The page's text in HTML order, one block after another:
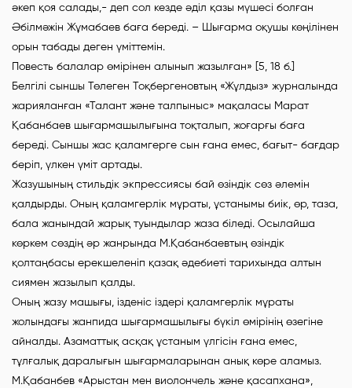
әкеп қоя салады,- деп сол кезде әділ қазы мүшесі болған
Әбілмәжін Жұмабаев баға береді. – Шығарма оқушы көңілінен
орын табады деген үміттемін.
Повесть балалар өмірінен алынып жазылған» [5, 18 б.]
Белгілі сыншы Төлеген Тоқбергеновтың «Жұлдыз» журналында
жарияланған «Талант және талпыныс» мақаласы Марат
Қабанбаев шығармашылығына тоқталып, жоғарғы баға
береді. Сыншы жас қаламгерге сын ғана емес, бағыт- бағдар
беріп, үлкен үміт артады.
Жазушының стильдік экпрессиясы бай өзіндік сөз әлемін
қалдырды. Оның қаламгерлік мұраты, ұстанымы биік, өр, таза,
бала жанындай жарық туындылар жаза біледі. Осылайша
көркем сөздің әр жанрында М.Қабанбаевтың өзіндік
қолтаңбасы ерекшеленіп қазақ әдебиеті тарихында алтын
сиямен жазылып қалды.
Оның жазу машығы, ізденіс іздері қаламгерлік мұраты
жолындағы жанпида шығармашылығы бүкіл өмірінің өзегіне
айналды. Азаматтық асқақ ұстаным үлгісін ғана емес,
тұлғалық даралығын шығармаларынан анық көре аламыз.
М.Қабанбев «Арыстан мен виолончель және қасапхана»,